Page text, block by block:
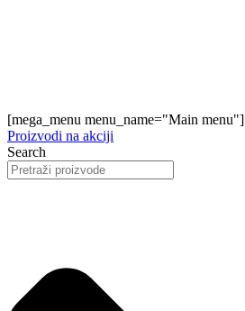
[mega_menu menu_name="Main menu"]
Proizvodi na akciji
Search